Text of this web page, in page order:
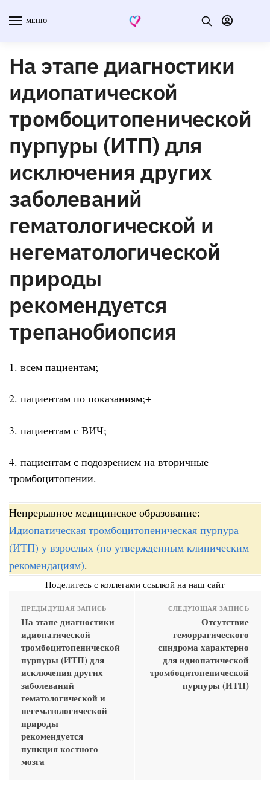
МЕНЮ
На этапе диагностики
идиопатической
тромбоцитопенической
пурпуры (ИТП) для
исключения других
заболеваний
гематологической и
негематологической
природы
рекомендуется
трепанобиопсия
1. всем пациентам;
2. пациентам по показаниям;+
3. пациентам с ВИЧ;
4. пациентам с подозрением на вторичные
тромбоцитопении.
Непрерывное медицинское образование:
Идиопатическая тромбоцитопеническая пурпура
(ИТП) у взрослых (по утвержденным клиническим
рекомендациям).
Поделитесь с коллегами ссылкой на наш сайт
ПРЕДЫДУЩАЯ ЗАПИСЬ
На этапе диагностики
идиопатической
тромбоцитопенической
пурпуры (ИТП) для
исключения других
заболеваний
гематологической и
негематологической
природы
рекомендуется
пункция костного
мозга
СЛЕДУЮЩАЯ ЗАПИСЬ
Отсутствие
геморрагического
синдрома характерно
для идиопатической
тромбоцитопенической
пурпуры (ИТП)